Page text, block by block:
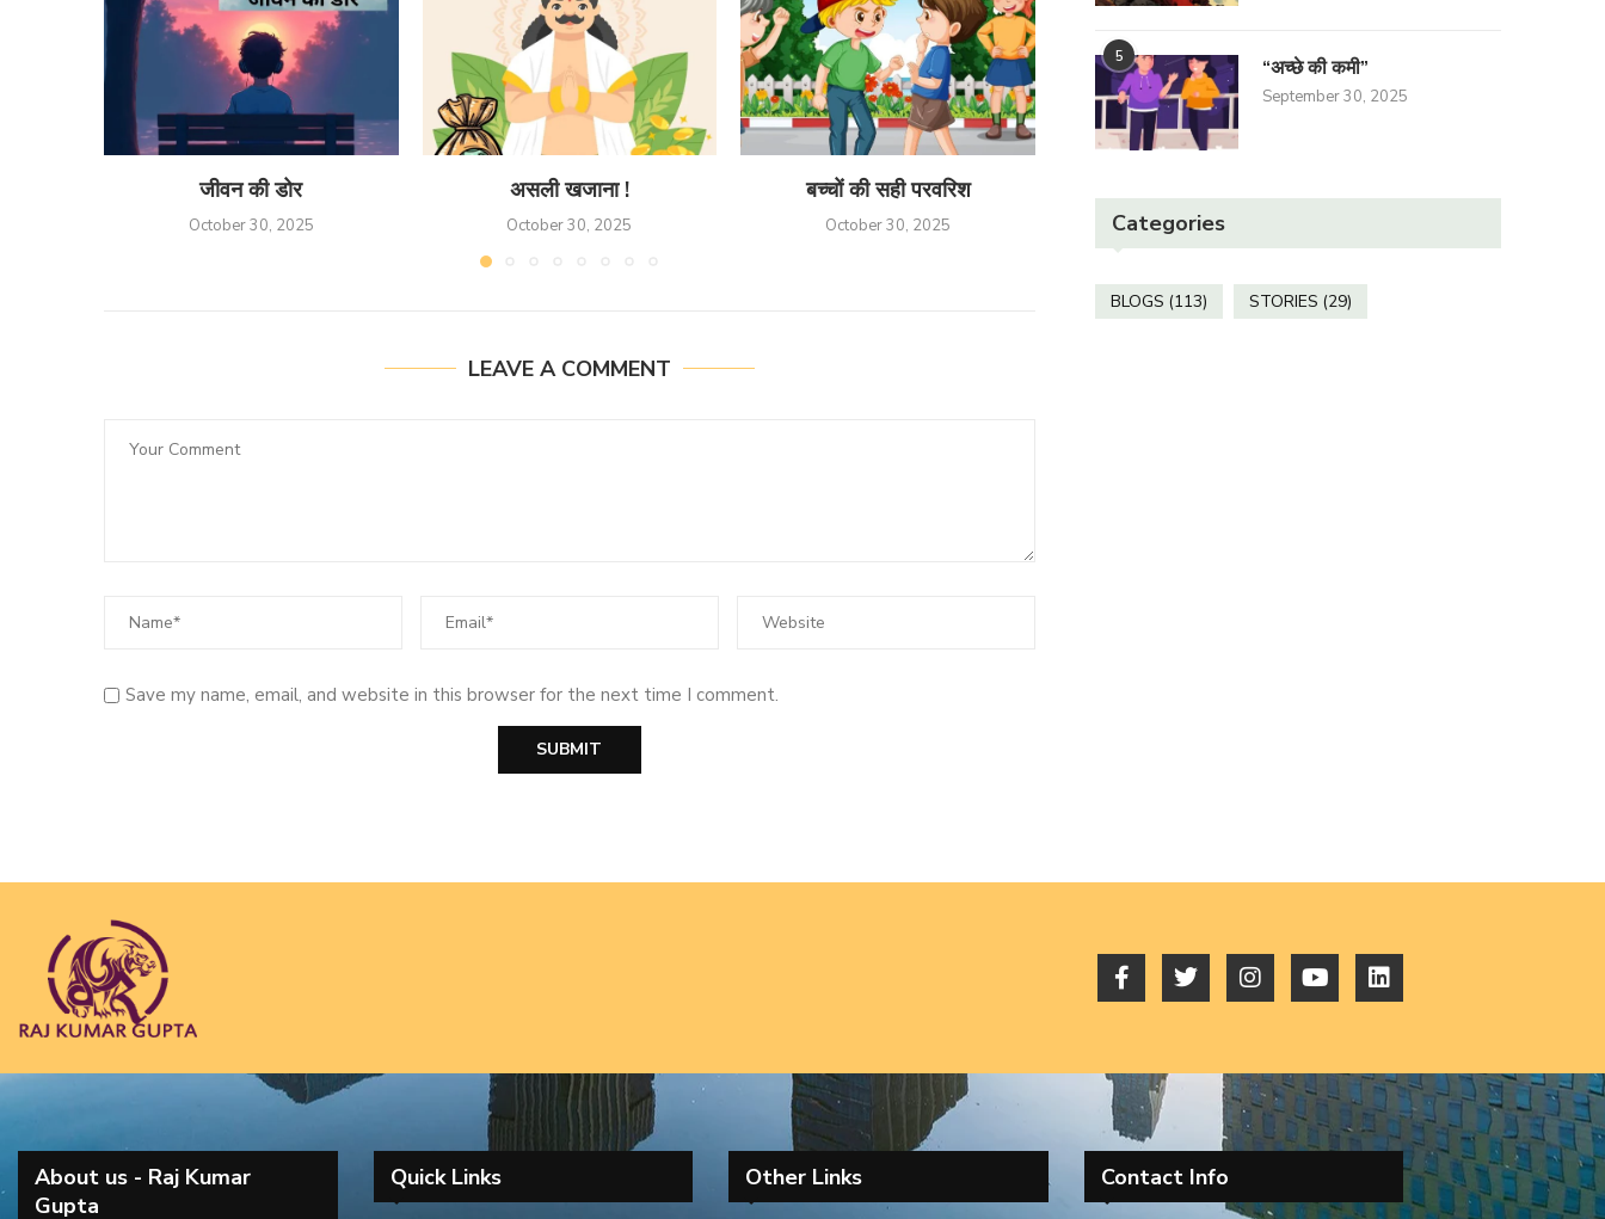
जीवन की डोर
October 30, 2025
असली खजाना !
October 30, 2025
बच्चों की सही परवरिश
October 30, 2025 October 30, 2025
LEAVE A COMMENT
Save my name, email, and website in this browser for the next time I comment.
5 “अच्छे की कमी”
September 30, 2025
Categories
BLOGS (113) STORIES (29)
About us - Raj Kumar
Gupta
Quick Links Other Links Contact Info